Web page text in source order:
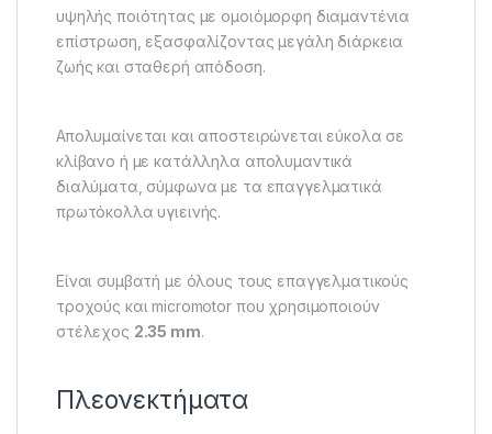
υψηλής ποιότητας με ομοιόμορφη διαμαντένια
επίστρωση, εξασφαλίζοντας μεγάλη διάρκεια
ζωής και σταθερή απόδοση.
Απολυμαίνεται και αποστειρώνεται εύκολα σε
κλίβανο ή με κατάλληλα απολυμαντικά
διαλύματα, σύμφωνα με τα επαγγελματικά
πρωτόκολλα υγιεινής.
Είναι συμβατή με όλους τους επαγγελματικούς
τροχούς και micromotor που χρησιμοποιούν
στέλεχος 2.35 mm.
Πλεονεκτήματα